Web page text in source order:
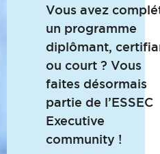
Vous avez
un programme
diplômant,
ou court ? Vous
faites désormais
partie de l’ESSEC
Executive
community !